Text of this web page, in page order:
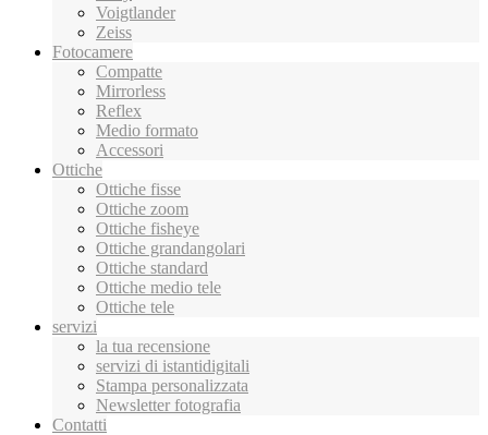
Voigtlander
Zeiss
Fotocamere
Compatte
Mirrorless
Reflex
Medio formato
Accessori
Ottiche
Ottiche fisse
Ottiche zoom
Ottiche fisheye
Ottiche grandangolari
Ottiche standard
Ottiche medio tele
Ottiche tele
servizi
la tua recensione
servizi di istantidigitali
Stampa personalizzata
Newsletter fotografia
Contatti